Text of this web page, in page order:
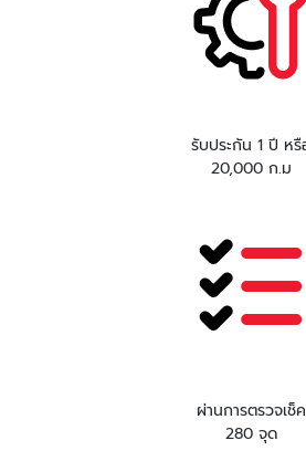
รับประกัน 1 ปี หรื
20,000 ก.ม
ผ่านการตรวจเช็ค
280 จุด